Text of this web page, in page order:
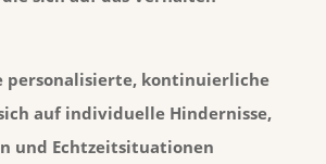
personalisierte, kontinuierliche
auf individuelle Hindernisse,
und Echtzeitsituationen